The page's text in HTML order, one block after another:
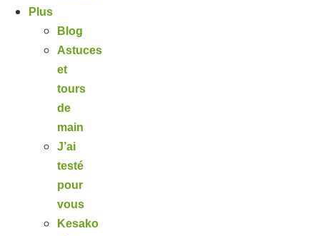
Plus
Blog
Astuces
et
tours
de
main
J’ai
testé
pour
vous
Kesako